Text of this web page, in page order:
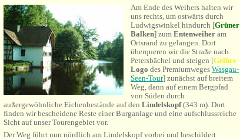
Am Ende des Weihers halten wir
uns rechts, um ostwärts durch
Ludwigswinkel hindurch [Grüner
Balken] zum Entenweiher am
Ortsrand zu gelangen. Dort
überqueren wir die Straße nach
Petersbächel und steigen [Gelbes
Logo des Premiumweges Wasgau-
Seen-Tour] zunächst auf breitem
Weg, dann auf einem Bergpfad
von Süden durch
außergewöhnliche Eichenbestände auf den Lindelskopf(343 m). Dort
finden wir bescheidene Reste einer Burganlage und eine aufschlussreiche
Sicht auf unser Tourengebiet vor.
Der Weg führt nun nördlich am Lindelskopf vorbei und beschildert